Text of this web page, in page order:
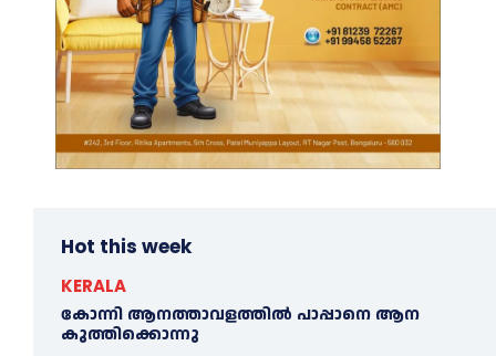
Hot this week
KERALA
കോന്നി ആനത്താവളത്തില്‍ പാപ്പാനെ ആന
കുത്തിക്കൊന്നു